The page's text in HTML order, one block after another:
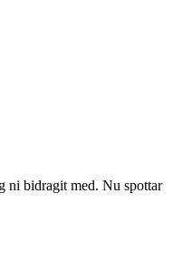
ni bidragit med. Nu spottar